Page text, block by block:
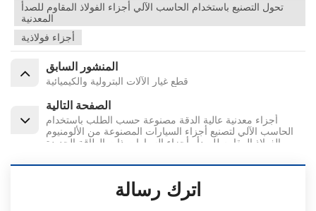
تحول التصنيع باستخدام الحاسب الآلي أجزاء الفولاذ المقاوم للصدأ
المعدنية
أجزاء فولاذية
المنشور السابق
قطع غيار الآلات البترولية والكيميائية
الصفحة التالية
أجزاء معدنية عالية الدقة مصنوعة حسب الطلب باستخدام
الحاسب الآلي لتصنيع أجزاء السيارات المصنوعة من الألومنيوم
والفولاذ المقاوم للصدأ وأجزاء السيارات ذات الطاقة الجديدة
اترك رسالة